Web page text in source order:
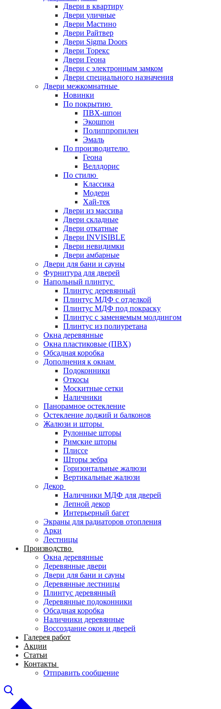
Двери в квартиру
Двери уличные
Двери Мастино
Двери Райтвер
Двери Sigma Doors
Двери Торекс
Двери Геона
Двери с электронным замком
Двери специального назначения
Двери межкомнатные
Новинки
По покрытию
ПВХ-шпон
Экошпон
Полиппропилен
Эмаль
По производителю
Геона
Веллдорис
По стилю
Классика
Модерн
Хай-тек
Двери из массива
Двери складные
Двери откатные
Двери INVISIBLE
Двери невидимки
Двери амбарные
Двери для бани и сауны
Фурнитура для дверей
Напольный плинтус
Плинтус деревянный
Плинтус МДФ с отделкой
Плинтус МДФ под покраску
Плинтус с заменяемым молдингом
Плинтус из полиуретана
Окна деревянные
Окна пластиковые (ПВХ)
Обсадная коробка
Дополнения к окнам
Подоконники
Откосы
Москитные сетки
Наличники
Панорамное остекление
Остекление лоджий и балконов
Жалюзи и шторы
Рулонные шторы
Римские шторы
Плиссе
Шторы зебра
Горизонтальные жалюзи
Вертикальные жалюзи
Декор
Наличники МДФ для дверей
Лепной декор
Интерьерный багет
Экраны для радиаторов отопления
Арки
Лестницы
Производство
Окна деревянные
Деревянные двери
Двери для бани и сауны
Деревянные лестницы
Плинтус деревянный
Деревянные подоконники
Обсадная коробка
Наличники деревянные
Воссоздание окон и дверей
Галерея работ
Акции
Статьи
Контакты
Отправить сообщение